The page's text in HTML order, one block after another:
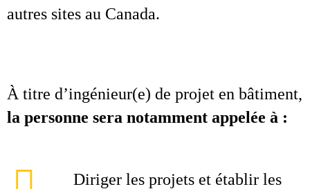
autres sites au Canada.
À titre d’ingénieur(e) de projet en bâtiment,
la personne sera notamment appelée à :
Diriger les projets et établir les